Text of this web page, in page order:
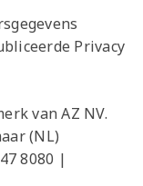
Privacy
van AZ NV.
(NL)
8080 |